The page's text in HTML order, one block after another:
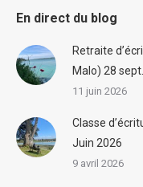
En direct du blog
Retraite
Malo) 28
11 juin 2026
Classe
Juin 2026
9 avril 2026